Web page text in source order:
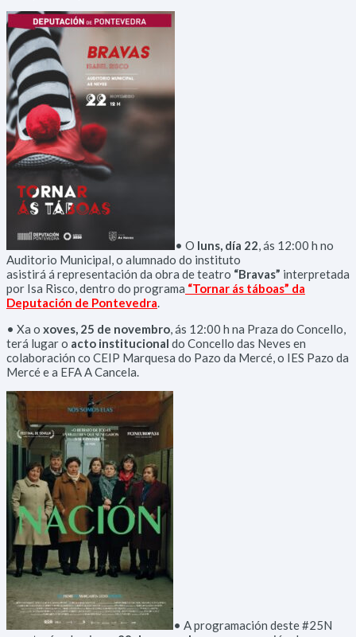
• O luns, día 22, ás 12:00 h no
Auditorio Municipal, o alumnado do instituto
asistirá á representación da obra de teatro “Bravas” interpretada
por Isa Risco, dentro do programa “Tornar ás táboas” da
Deputación de Pontevedra.
• Xa o xoves, 25 de novembro, ás 12:00 h na Praza do Concello,
terá lugar o acto institucional do Concello das Neves en
colaboración co CEIP Marquesa do Pazo da Mercé, o IES Pazo da
Mercé e a EFA A Cancela.
• A programación deste #25N